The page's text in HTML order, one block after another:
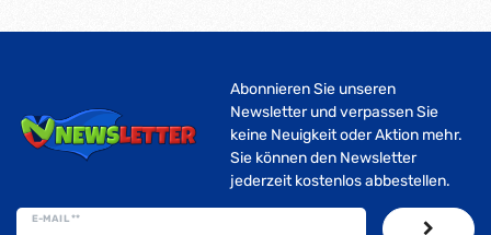
Abonnieren Sie unseren
Newsletter und verpassen Sie
keine Neuigkeit oder Aktion mehr.
Sie können den Newsletter
jederzeit kostenlos abbestellen.
E-MAIL **